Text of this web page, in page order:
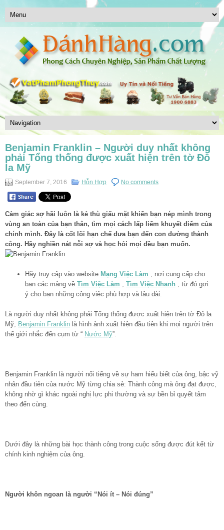
Benjamin Franklin – Người duy nhất không
phải Tổng thống được xuất hiện trên tờ Đô
la Mỹ
September 7, 2016 Hỗn Hợp No comments
Cảm giác sợ hãi luôn là kẻ thù giấu mặt khiến bạn nép mình trong
vùng an toàn của bạn thân, tìm mọi cách lấp liếm khuyết điểm của
chính mình. Đây là cốt lõi hạn chế đưa bạn đến con đường thành
công. Hãy nghiền nát nỗi sợ và học hỏi mọi đều bạn muốn.
Hãy truy cập vào website Mạng Việc Làm , nơi cung cấp cho
bạn các mảng về Tìm Việc Làm , Tìm Việc Nhanh , từ đó gợi
ý cho bạn những công việc phù hợp và lâu dài.
Là người duy nhất không phải Tổng thống được xuất hiện trên tờ Đô la
Mỹ, Benjamin Franklin là hình ảnh xuất hiện đầu tiên khi mọi người trên
thế giới nhắc đến cụm từ “ Nước Mỹ”.
Benjamin Franklin là người nổi tiếng về sự ham hiểu biết của ông, bậc vỹ
nhân đầu tiên của nước Mỹ từng chia sẻ: Thành công mà ông đạt được,
không nhờ gì khác ngoài nghị lực phi thường và sự bền bỉ quyết tâm
theo đến cùng.
Dưới đây là những bài học thành công trong cuộc sống được đút kết từ
chính kinh nghiệm của ông.
Người khôn ngoan là người “Nói ít – Nói đúng”